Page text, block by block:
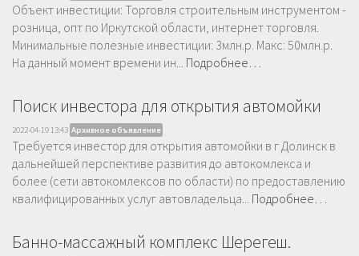
Объект инвестиции: Торговля строительным инструментом -
розница, опт по Иркутской области, интернет торговля.
Минимальные полезные инвестиции: 3млн.р. Макс: 50млн.р.
На данный момент времени ин... Подробнее…
Поиск инвестора для открытия автомойки
2022-04-19 13:43 Архивное объявление
Требуется инвестор для открытия автомойки в г Долинск в
дальнейшей перспективе развития до автокомлекса и
более (сети автокомлексов по области) по предоставлению
квалифицированных услуг автовладельца... Подробнее…
Банно-массажный комплекс Шерегеш.